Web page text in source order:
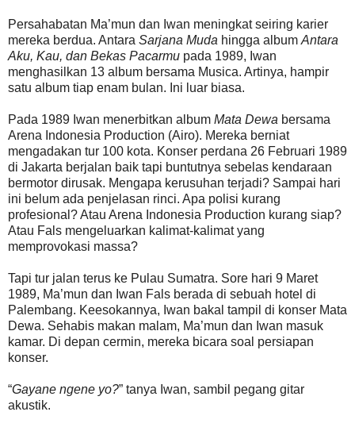
Persahabatan Ma’mun dan Iwan meningkat seiring karier
mereka berdua. Antara Sarjana Muda hingga album Antara
Aku, Kau, dan Bekas Pacarmu pada 1989, Iwan
menghasilkan 13 album bersama Musica. Artinya, hampir
satu album tiap enam bulan. Ini luar biasa.
Pada 1989 Iwan menerbitkan album Mata Dewa bersama
Arena Indonesia Production (Airo). Mereka berniat
mengadakan tur 100 kota. Konser perdana 26 Februari 1989
di Jakarta berjalan baik tapi buntutnya sebelas kendaraan
bermotor dirusak. Mengapa kerusuhan terjadi? Sampai hari
ini belum ada penjelasan rinci. Apa polisi kurang
profesional? Atau Arena Indonesia Production kurang siap?
Atau Fals mengeluarkan kalimat-kalimat yang
memprovokasi massa?
Tapi tur jalan terus ke Pulau Sumatra. Sore hari 9 Maret
1989, Ma’mun dan Iwan Fals berada di sebuah hotel di
Palembang. Keesokannya, Iwan bakal tampil di konser Mata
Dewa. Sehabis makan malam, Ma’mun dan Iwan masuk
kamar. Di depan cermin, mereka bicara soal persiapan
konser.
“Gayane ngene yo?” tanya Iwan, sambil pegang gitar
akustik.